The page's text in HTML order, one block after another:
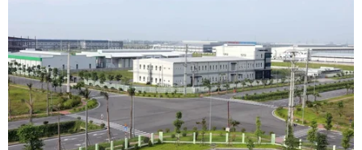
Bạc Liêu-Cà Mau giai đoạn 2026-
2030
06/08/2026 12:24